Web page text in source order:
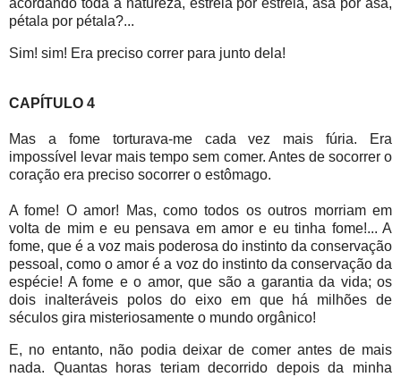
acordando toda a natureza, estrela por estrela, asa por asa,
pétala por pétala?...
Sim! sim! Era preciso correr para junto dela!
CAPÍTULO 4
Mas a fome torturava-me cada vez mais fúria. Era
impossível levar mais tempo sem comer. Antes de socorrer o
coração era preciso socorrer o estômago.
A fome! O amor! Mas, como todos os outros morriam em
volta de mim e eu pensava em amor e eu tinha fome!... A
fome, que é a voz mais poderosa do instinto da conservação
pessoal, como o amor é a voz do instinto da conservação da
espécie! A fome e o amor, que são a garantia da vida; os
dois inalteráveis polos do eixo em que há milhões de
séculos gira misteriosamente o mundo orgânico!
E, no entanto, não podia deixar de comer antes de mais
nada. Quantas horas teriam decorrido depois da minha